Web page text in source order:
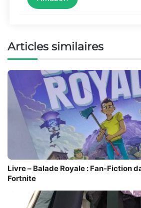
Articles similaires
Livre – Balade Royale : Fan-Fiction
Fortnite